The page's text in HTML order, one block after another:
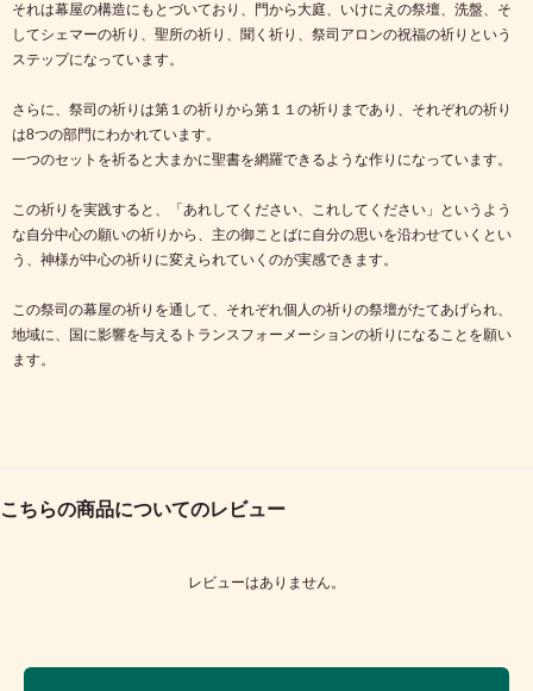
それは幕屋の構造にもとづいており、門から大庭、いけにえの祭壇、洗盤、そ
してシェマーの祈り、聖所の祈り、聞く祈り、祭司アロンの祝福の祈りという
ステップになっています。
さらに、祭司の祈りは第１の祈りから第１１の祈りまであり、それぞれの祈り
は8つの部門にわかれています。
一つのセットを祈ると大まかに聖書を網羅できるような作りになっています。
この祈りを実践すると、「あれしてください、これしてください」というよう
な自分中心の願いの祈りから、主の御ことばに自分の思いを沿わせていくとい
う、神様が中心の祈りに変えられていくのが実感できます。
この祭司の幕屋の祈りを通して、それぞれ個人の祈りの祭壇がたてあげられ、
地域に、国に影響を与えるトランスフォーメーションの祈りになることを願い
ます。
こちらの商品についてのレビュー
レビューはありません。